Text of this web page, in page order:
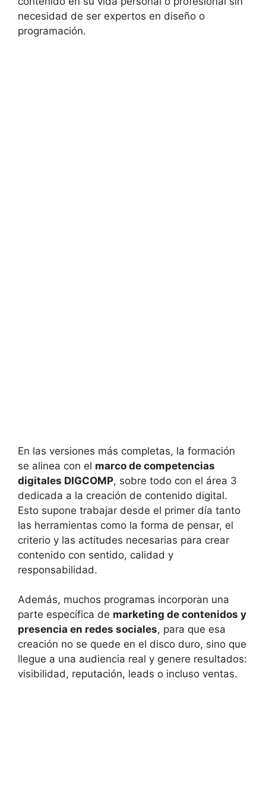
necesidad de ser expertos en diseño o
programación.
En las versiones más completas, la formación
se alinea con el marco de competencias
digitales DIGCOMP, sobre todo con el área 3
dedicada a la creación de contenido digital.
Esto supone trabajar desde el primer día tanto
las herramientas como la forma de pensar, el
criterio y las actitudes necesarias para crear
contenido con sentido, calidad y
responsabilidad.
Además, muchos programas incorporan una
parte específica de marketing de contenidos y
presencia en redes sociales, para que esa
creación no se quede en el disco duro, sino que
llegue a una audiencia real y genere resultados:
visibilidad, reputación, leads o incluso ventas.